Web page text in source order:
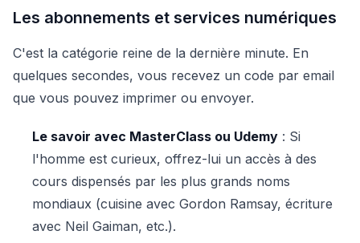
Les abonnements et services numériques
C'est la catégorie reine de la dernière minute. En
quelques secondes, vous recevez un code par email
que vous pouvez imprimer ou envoyer.
Le savoir avec MasterClass ou Udemy : Si
l'homme est curieux, offrez-lui un accès à des
cours dispensés par les plus grands noms
mondiaux (cuisine avec Gordon Ramsay, écriture
avec Neil Gaiman, etc.).